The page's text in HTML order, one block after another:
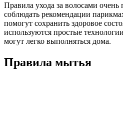
Правила ухода за волосами очень
соблюдать рекомендации
помогут сохранить здоровое
используются простые
могут легко выполняться дома.
Правила мытья